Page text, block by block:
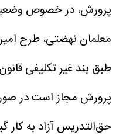
پرورش، در خصوص
معلمان نهضتی، طرح
پرورش مجاز است در
حق‌التدریس آزاد به کار